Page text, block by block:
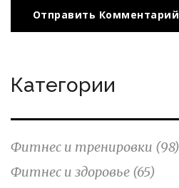
Отправить Комментарий
Категории
Фитнес и тренировки (98)
Фитнес и здоровье (65)